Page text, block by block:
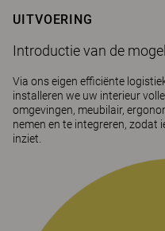
UITVOERING
Introductie van de
Via ons eigen efficiënte
installeren we uw interieur
omgevingen, meubilair,
nemen en te integreren, zodat
inziet.